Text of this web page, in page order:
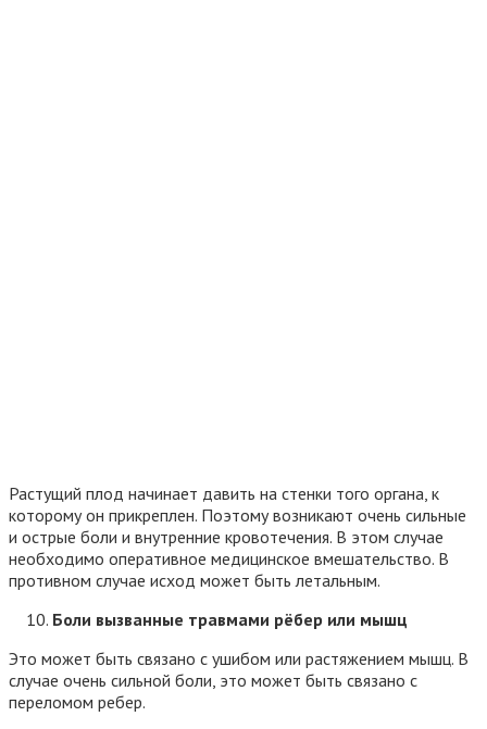
Растущий плод начинает давить на стенки того органа, к
которому он прикреплен. Поэтому возникают очень сильные
и острые боли и внутренние кровотечения. В этом случае
необходимо оперативное медицинское вмешательство. В
противном случае исход может быть летальным.
Боли вызванные травмами рёбер или мышц
Это может быть связано с ушибом или растяжением мышц. В
случае очень сильной боли, это может быть связано с
переломом ребер.